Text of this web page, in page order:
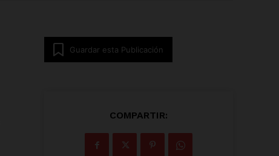
Guardar esta Publicación
COMPARTIR: